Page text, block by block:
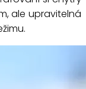
ale upravitelná